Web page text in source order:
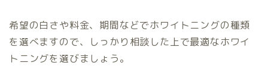
希望の白さや料金、期間などでホワイトニングの種類
を選べますので、しっかり相談した上で最適なホワイ
トニングを選びましょう。